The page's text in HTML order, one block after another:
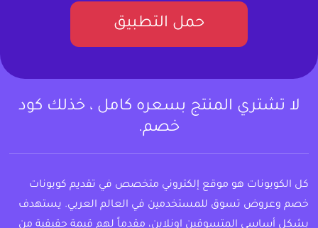
حمل التطبيق
لا تشتري المنتج بسعره كامل ، خذلك كود
خصم.
كل الكوبونات هو موقع إلكتروني متخصص في تقديم كوبونات
خصم وعروض تسوق للمستخدمين في العالم العربي. يستهدف
بشكل أساسي المتسوقين اونلاين، مقدماً لهم قيمة حقيقية من